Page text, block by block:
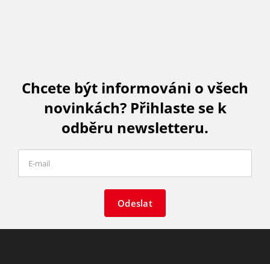
Chcete být informováni o všech
novinkách? Přihlaste se k
odběru newsletteru.
Odeslat